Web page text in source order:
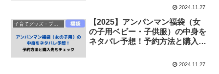
2024.11.27
子育てグッズ・プレゼント
【2025】アンパンマン福袋（女
の子用ベビー・子供服）の中身を
ネタバレ予想！予約方法と購入方
2024.11.27